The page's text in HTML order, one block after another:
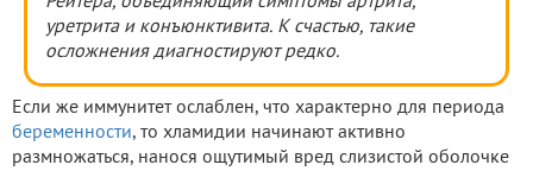
уретрита и конъюнктивита. К счастью, такие
осложнения диагностируют редко.
Если же иммунитет ослаблен, что характерно для периода
беременности, то хламидии начинают активно
размножаться, нанося ощутимый вред слизистой оболочке